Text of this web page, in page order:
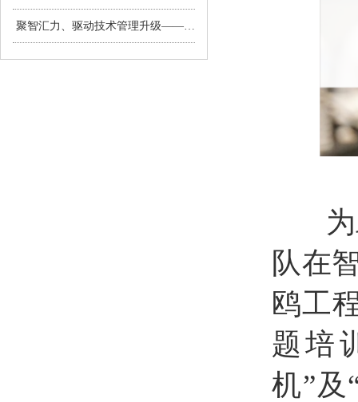
聚智汇力、驱动技术管理升级——2025年技术管理年度总结会>
为
队在
鸥工
题培
机”及